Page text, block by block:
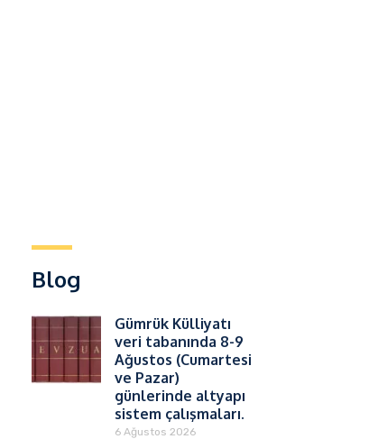
Blog
Gümrük Külliyatı
veri tabanında 8-9
Ağustos (Cumartesi
ve Pazar)
günlerinde altyapı
sistem çalışmaları.
6 Ağustos 2026